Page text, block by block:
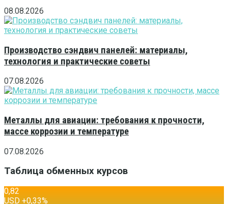
08.08.2026
Производство сэндвич панелей: материалы,
технология и практические советы
07.08.2026
Металлы для авиации: требования к прочности,
массе коррозии и температуре
07.08.2026
Таблица обменных курсов
0,82
USD +0,33%